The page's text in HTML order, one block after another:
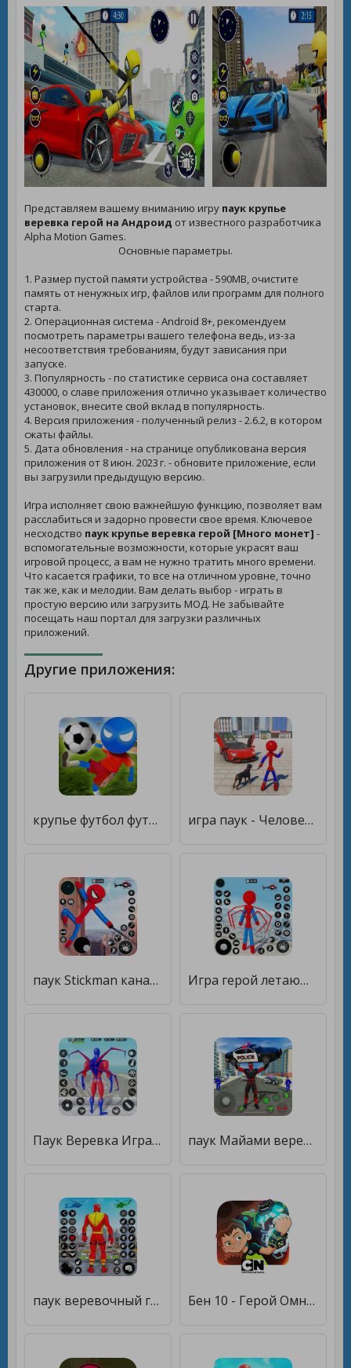
Представляем вашему вниманию игру паук крупье
веревка герой на Андроид от известного разработчика
Alpha Motion Games.
Основные параметры.
1. Размер пустой памяти устройства - 590MB, очистите
память от ненужных игр, файлов или программ для полного
старта.
2. Операционная система - Android 8+, рекомендуем
посмотреть параметры вашего телефона ведь, из-за
несоответствия требованиям, будут зависания при
запуске.
3. Популярность - по статистике сервиса она составляет
430000, о славе приложения отлично указывает количество
установок, внесите свой вклад в популярность.
4. Версия приложения - полученный релиз - 2.6.2, в котором
сжаты файлы.
5. Дата обновления - на странице опубликована версия
приложения от 8 июн. 2023 г. - обновите приложение, если
вы загрузили предыдущую версию.
Игра исполняет свою важнейшую функцию, позволяет вам
расслабиться и задорно провести свое время. Ключевое
несходство паук крупье веревка герой [Много монет] -
вспомогательные возможности, которые украсят ваш
игровой процесс, а вам не нужно тратить много времени.
Что касается графики, то все на отличном уровне, точно
так же, как и мелодии. Вам делать выбор - играть в
простую версию или загрузить МОД. Не забывайте
посещать наш портал для загрузки различных
приложений.
Другие приложения:
крупье футбол футбольная игра [Бесплатные покупки] игра паук - Человек-паук-герой [Много монет]
паук Stickman канат герой [Мод меню] Игра герой летающего паука [Много денег]
Паук Веревка Игра Паук Герой [Много монет] паук Майами веревка герой чело [Мод меню]
паук веревочный герой 3d [Бесплатные покупки] Бен 10 - Герой Омнитрикса [Много монет]